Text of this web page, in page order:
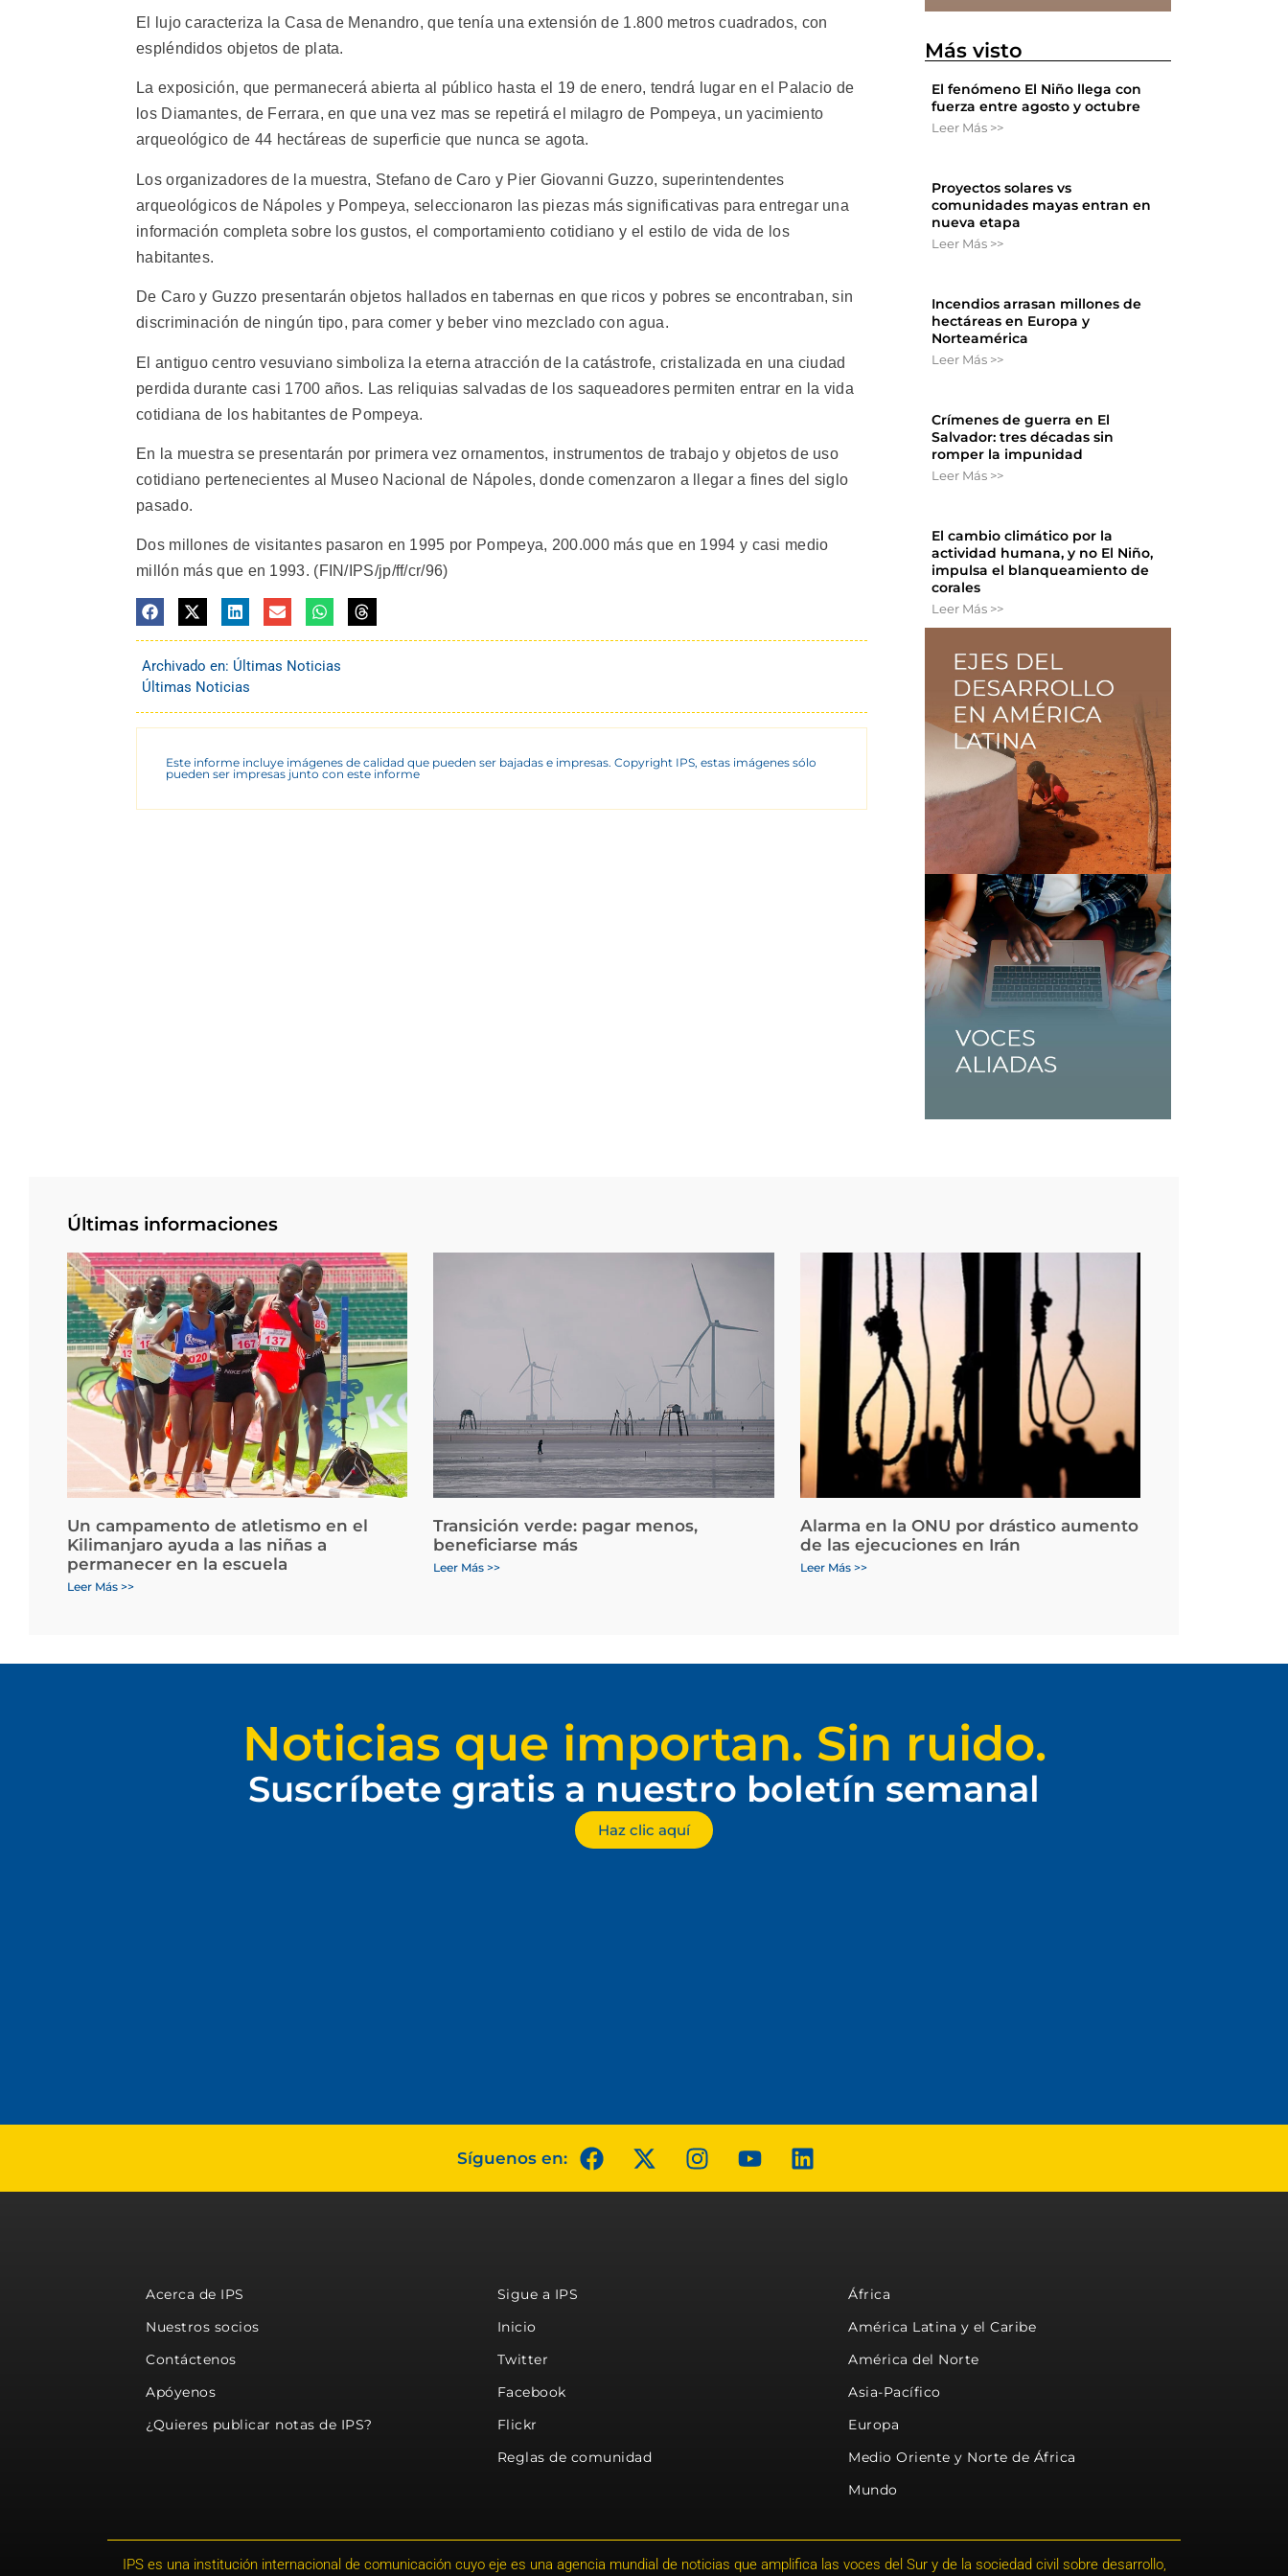
El lujo caracteriza la Casa de Menandro, que tenía una extensión de 1.800 metros cuadrados, con
espléndidos objetos de plata.
La exposición, que permanecerá abierta al público hasta el 19 de enero, tendrá lugar en el Palacio de
los Diamantes, de Ferrara, en que una vez mas se repetirá el milagro de Pompeya, un yacimiento
arqueológico de 44 hectáreas de superficie que nunca se agota.
Los organizadores de la muestra, Stefano de Caro y Pier Giovanni Guzzo, superintendentes
arqueológicos de Nápoles y Pompeya, seleccionaron las piezas más significativas para entregar una
información completa sobre los gustos, el comportamiento cotidiano y el estilo de vida de los
habitantes.
De Caro y Guzzo presentarán objetos hallados en tabernas en que ricos y pobres se encontraban, sin
discriminación de ningún tipo, para comer y beber vino mezclado con agua.
El antiguo centro vesuviano simboliza la eterna atracción de la catástrofe, cristalizada en una ciudad
perdida durante casi 1700 años. Las reliquias salvadas de los saqueadores permiten entrar en la vida
cotidiana de los habitantes de Pompeya.
En la muestra se presentarán por primera vez ornamentos, instrumentos de trabajo y objetos de uso
cotidiano pertenecientes al Museo Nacional de Nápoles, donde comenzaron a llegar a fines del siglo
pasado.
Dos millones de visitantes pasaron en 1995 por Pompeya, 200.000 más que en 1994 y casi medio
millón más que en 1993. (FIN/IPS/jp/ff/cr/96)
Archivado en: Últimas Noticias
Últimas Noticias
Este informe incluye imágenes de calidad que pueden ser bajadas e impresas. Copyright IPS, estas imágenes sólo
pueden ser impresas junto con este informe
Más visto
El fenómeno El Niño llega con
fuerza entre agosto y octubre
Leer Más >>
Proyectos solares vs
comunidades mayas entran en
nueva etapa
Leer Más >>
Incendios arrasan millones de
hectáreas en Europa y
Norteamérica
Leer Más >>
Crímenes de guerra en El
Salvador: tres décadas sin
romper la impunidad
Leer Más >>
El cambio climático por la
actividad humana, y no El Niño,
impulsa el blanqueamiento de
corales
Leer Más >>
Últimas informaciones
Un campamento de atletismo en el
Kilimanjaro ayuda a las niñas a
permanecer en la escuela
Leer Más >>
Transición verde: pagar menos,
beneficiarse más
Leer Más >>
Alarma en la ONU por drástico aumento
de las ejecuciones en Irán
Leer Más >>
Noticias que importan. Sin ruido.
Suscríbete gratis a nuestro boletín semanal
Haz clic aquí
Síguenos en:
Acerca de IPS
Nuestros socios
Contáctenos
Apóyenos
¿Quieres publicar notas de IPS?
Sigue a IPS
Inicio
Twitter
Facebook
Flickr
Reglas de comunidad
África
América Latina y el Caribe
América del Norte
Asia-Pacífico
Europa
Medio Oriente y Norte de África
Mundo
IPS es una institución internacional de comunicación cuyo eje es una agencia mundial de noticias que amplifica las voces del Sur y de la sociedad civil sobre desarrollo,